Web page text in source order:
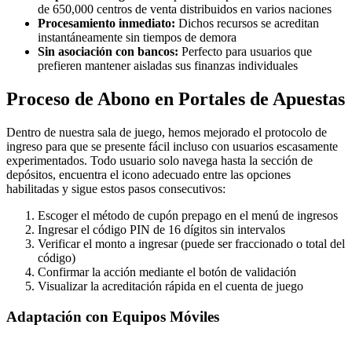
de 650,000 centros de venta distribuidos en varios naciones
Procesamiento inmediato: Dichos recursos se acreditan
instantáneamente sin tiempos de demora
Sin asociación con bancos: Perfecto para usuarios que
prefieren mantener aisladas sus finanzas individuales
Proceso de Abono en Portales de Apuestas
Dentro de nuestra sala de juego, hemos mejorado el protocolo de
ingreso para que se presente fácil incluso con usuarios escasamente
experimentados. Todo usuario solo navega hasta la sección de
depósitos, encuentra el icono adecuado entre las opciones
habilitadas y sigue estos pasos consecutivos:
Escoger el método de cupón prepago en el menú de ingresos
Ingresar el código PIN de 16 dígitos sin intervalos
Verificar el monto a ingresar (puede ser fraccionado o total del
código)
Confirmar la acción mediante el botón de validación
Visualizar la acreditación rápida en el cuenta de juego
Adaptación con Equipos Móviles